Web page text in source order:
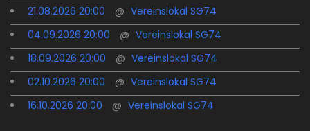
21.08.2026 20:00 @ Vereinslokal SG74
04.09.2026 20:00
@ Vereinslokal SG74
18.09.2026 20:00
@ Vereinslokal SG74
02.10.2026 20:00
@ Vereinslokal SG74
16.10.2026 20:00
@ Vereinslokal SG74